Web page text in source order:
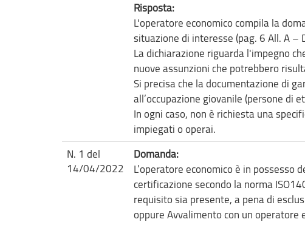
Risposta:
L'operatore economico compila la
situazione di interesse (pag. 6 All. A –
La dichiarazione riguarda l'impegno
nuove assunzioni che potrebbero
Si precisa che la documentazione di
all’occupazione giovanile (persone di
In ogni caso, non è richiesta una
impiegati o operai.
N. 1 del
14/04/2022
Domanda:
L’operatore economico è in possesso
certificazione secondo la norma
requisito sia presente, a pena di
oppure Avvalimento con un